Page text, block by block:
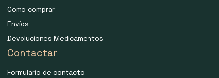
Como comprar
Envíos
Devoluciones Medicamentos
Contactar
Formulario de contacto